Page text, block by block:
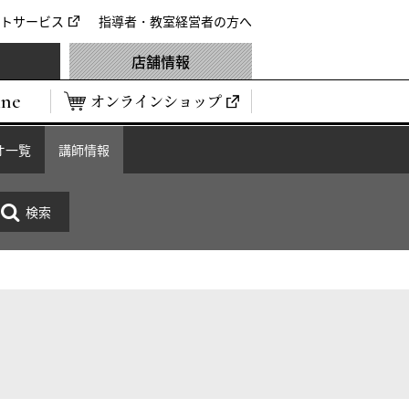
サービス 指導者・教室経営者の方へ
オンラインショップ
店舗情報
一覧 講師情報